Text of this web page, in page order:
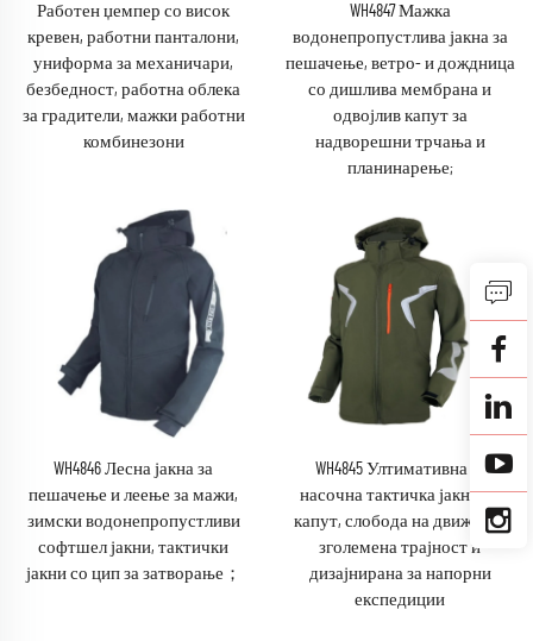
Работен џемпер со висок
кревен, работни панталони,
униформа за механичари,
безбедност, работна облека
за градители, мажки работни
комбинезони
WH4847 Мажка
водонепропустлива јакна за
пешачење, ветро- и дождница
со дишлива мембрана и
одвојлив капут за
надворешни трчања и
планинарење;
WH4846 Лесна јакна за
пешачење и леење за мажи,
зимски водонепропустливи
софтшел јакни, тактички
јакни со цип за затворање；
WH4845 Ултимативна 4-
насочна тактичка јакна со
капут, слобода на движење,
зголемена трајност и
дизајнирана за напорни
експедиции